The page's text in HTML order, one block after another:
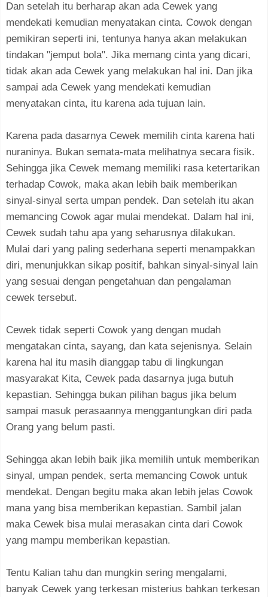
Dan setelah itu berharap akan ada Cewek yang
mendekati kemudian menyatakan cinta. Cowok dengan
pemikiran seperti ini, tentunya hanya akan melakukan
tindakan "jemput bola". Jika memang cinta yang dicari,
tidak akan ada Cewek yang melakukan hal ini. Dan jika
sampai ada Cewek yang mendekati kemudian
menyatakan cinta, itu karena ada tujuan lain.
Karena pada dasarnya Cewek memilih cinta karena hati
nuraninya. Bukan semata-mata melihatnya secara fisik.
Sehingga jika Cewek memang memiliki rasa ketertarikan
terhadap Cowok, maka akan lebih baik memberikan
sinyal-sinyal serta umpan pendek. Dan setelah itu akan
memancing Cowok agar mulai mendekat. Dalam hal ini,
Cewek sudah tahu apa yang seharusnya dilakukan.
Mulai dari yang paling sederhana seperti menampakkan
diri, menunjukkan sikap positif, bahkan sinyal-sinyal lain
yang sesuai dengan pengetahuan dan pengalaman
cewek tersebut.
Cewek tidak seperti Cowok yang dengan mudah
mengatakan cinta, sayang, dan kata sejenisnya. Selain
karena hal itu masih dianggap tabu di lingkungan
masyarakat Kita, Cewek pada dasarnya juga butuh
kepastian. Sehingga bukan pilihan bagus jika belum
sampai masuk perasaannya menggantungkan diri pada
Orang yang belum pasti.
Sehingga akan lebih baik jika memilih untuk memberikan
sinyal, umpan pendek, serta memancing Cowok untuk
mendekat. Dengan begitu maka akan lebih jelas Cowok
mana yang bisa memberikan kepastian. Sambil jalan
maka Cewek bisa mulai merasakan cinta dari Cowok
yang mampu memberikan kepastian.
Tentu Kalian tahu dan mungkin sering mengalami,
banyak Cewek yang terkesan misterius bahkan terkesan